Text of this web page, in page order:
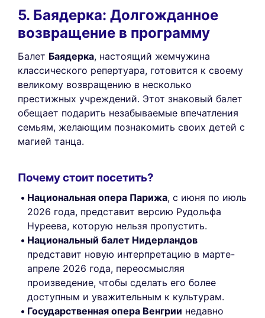
5. Баядерка: Долгожданное
возвращение в программу
Балет Баядерка, настоящий жемчужина
классического репертуара, готовится к своему
великому возвращению в несколько
престижных учреждений. Этот знаковый балет
обещает подарить незабываемые впечатления
семьям, желающим познакомить своих детей с
магией танца.
Почему стоит посетить?
Национальная опера Парижа, с июня по июль
2026 года, представит версию Рудольфа
Нуреева, которую нельзя пропустить.
Национальный балет Нидерландов
представит новую интерпретацию в марте-
апреле 2026 года, переосмысляя
произведение, чтобы сделать его более
доступным и уважительным к культурам.
Государственная опера Венгрии недавно